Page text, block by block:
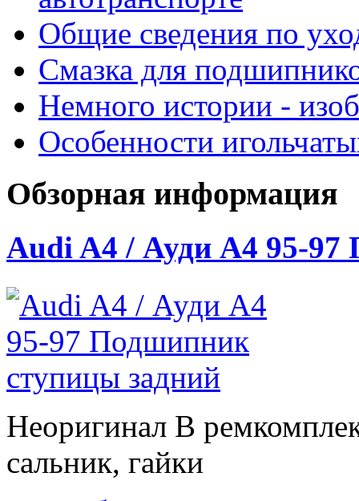
Общие сведения по
Смазка для
Немного истории -
Особенности
Обзорная информация
Audi A4 / Ауди А4 95-97
Неоригинал В
сальник, гайки